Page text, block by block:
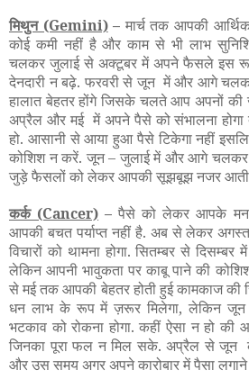
मिथुन(Gemini)– मार्च तक आपकी
कोई कमी नहीं है और काम से भी लाभ
चलकर जुलाई से अक्टूबर में अपने फैसले इस
देनदारी न बढ़े. फरवरी से जून में और आगे
हालात बेहतर होंगे जिसके चलते आप अपनों की
अप्रैल और मई में अपने पैसे को संभालना होगा
हो. आसानी से आया हुआ पैसे टिकेगा नहीं
कोशिश न करें. जून – जुलाई में और आगे चलकर
जुड़े फैसलों को लेकर आपकी सूझबूझ नजर आती
कर्क(Cancer) – पैसे को लेकर आपके
आपकी बचत पर्याप्त नहीं है. अब से लेकर
विचारों को थामना होगा. सितम्बर से
लेकिन आपनी भावुकता पर काबू पाने की
से मई तक आपकी बेहतर होती हुई कामकाज की
धन लाभ के रूप में ज़रूर मिलेगा, लेकिन
भटकाव को रोकना होगा. कहीं ऐसा न हो
जिनका पूरा फल न मिल सके. अप्रैल से जून
और उस समय अगर अपने कारोबार में पैसा